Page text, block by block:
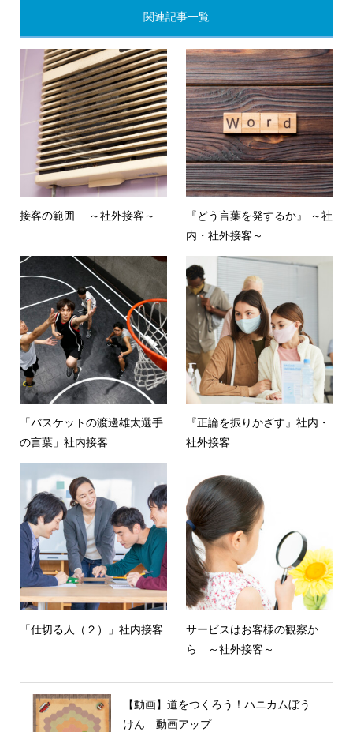
関連記事一覧
接客の範囲 ～社外接客～
『どう言葉を発するか』 ～社
内・社外接客～
「バスケットの渡邊雄太選手
の言葉」社内接客
『正論を振りかざす』社内・
社外接客
「仕切る人（２）」社内接客
サービスはお客様の観察か
ら ～社外接客～
【動画】道をつくろう！ハニカムぼう
けん 動画アップ